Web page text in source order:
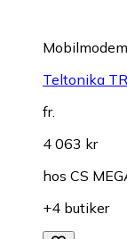
Mobilmodem
Teltonika
fr.
4 063 kr
hos CS
+4 butiker